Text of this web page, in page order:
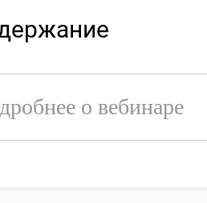
о вебинаре